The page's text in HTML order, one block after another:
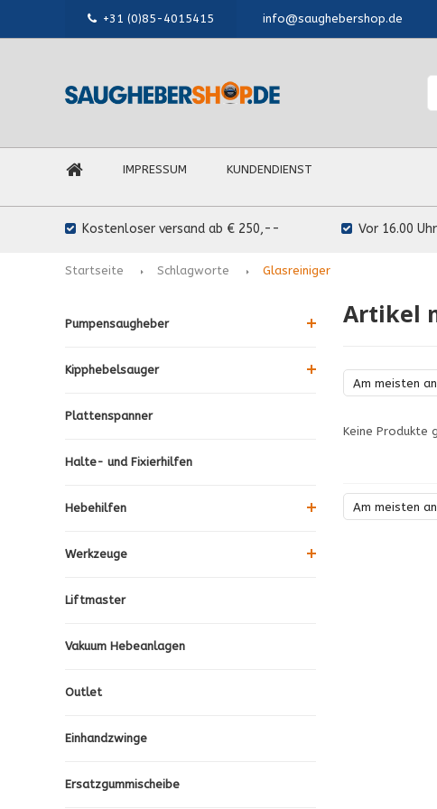
+31 (0)85-4015415 info@saughebershop.de
IMPRESSUM KUNDENDIENST
Kostenloser versand ab € 250,-- Vor 16.00
Startseite Schlagworte Glasreiniger
Pumpensaugheber
Kipphebelsauger
Plattenspanner
Halte- und Fixierhilfen
Hebehilfen
Werkzeuge
Liftmaster
Vakuum Hebeanlagen
Outlet
Einhandzwinge
Ersatzgummischeibe
Artikel
Am meisten
Keine Produkte
Am meisten